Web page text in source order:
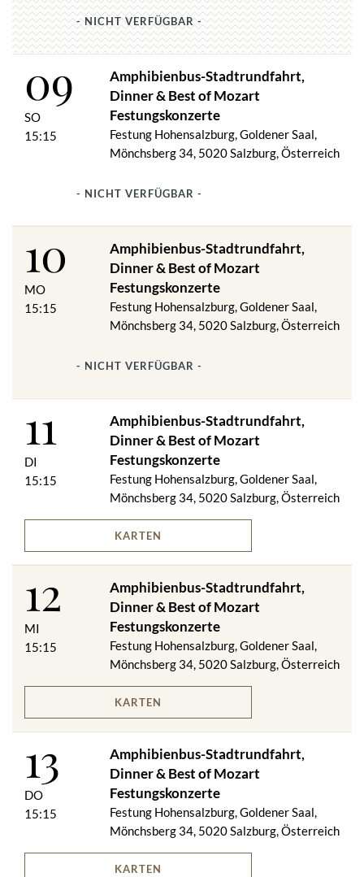
Schönwetter und passenden Temperaturen auf der
Aussichtsterrasse des Restaurants mit Blick auf Stadt und Land
Salzburg). Anschließend folgt das Mozart Konzert Salzburg in
den prächtigsten Räumen der Festung. Genießen Sie diese
einzigartige Kombination mit einem krönenden Abschluss hoch
über den Dächern der Stadt.
Auszug aus dem Programm
Salzburger Mozart Ensemble
W. A. MOZART: „EINE KLEINE NACHTMUSIK“
J. HAYDN: Streichquartett
W. A. MOZART: Klarinettenquintett
F. SCHUBERT: Forellenquintett
A. DVORAK: Walzer
J. STRAUSS: Walzer, Polka
u.v.m.
Mozart Kammerorchester Salzburg
Mai bis Oktober
Einzigartig in Salzburg sind die "Mozart - Strauss
Orchesterkonzerte" im prächtigsten Saal der Stadt, dem
Goldenen Saal auf der 900 Jahre alten Festung Hohensalzburg.
Das Mozart Kammerorchester Salzburg, ein
hochprofessionelles und international gefragtes
Kammerorchester mit Tradition, spielt in verschieden großer
Wolfgang Amadeus Mozart und Johann Strauss.
W. A. MOZART: „EINE KLEINE NACHTMUSIK“
W. A. MOZART: Sinfonie KV 138
W. A. MOZART: Klavierkonz­ert
J.S. BACH: Konzert für 2 Violinen
J. STRAUSS: Walzer, Polka
A. VIVALDI: Die vier Jahreszeiten
A. DVORAK: Walzer
Programmänderungen vorbehalten!
DINNER:
Salzburger Jourge­bäck mit zweier­lei Auf­strichen
***
Consommé vom Rind mit Nockerl
Maishähnchenbrust Supreme auf Gemüsereis an fruchtigem
- NICHT VERFÜGBAR -
09
SO
15:15
Amphibienbus-Stadtrundfahrt,
Dinner & Best of Mozart
Festungskonzerte
Festung Hohensalzburg, Goldener Saal,
Mönchsberg 34, 5020 Salzburg, Österreich
- NICHT VERFÜGBAR -
10
MO
15:15
Amphibienbus-Stadtrundfahrt,
Dinner & Best of Mozart
Festungskonzerte
Festung Hohensalzburg, Goldener Saal,
Mönchsberg 34, 5020 Salzburg, Österreich
- NICHT VERFÜGBAR -
11
DI
15:15
Amphibienbus-Stadtrundfahrt,
Dinner & Best of Mozart
Festungskonzerte
Festung Hohensalzburg, Goldener Saal,
Mönchsberg 34, 5020 Salzburg, Österreich
KARTEN
12
MI
15:15
Amphibienbus-Stadtrundfahrt,
Dinner & Best of Mozart
Festungskonzerte
Festung Hohensalzburg, Goldener Saal,
Mönchsberg 34, 5020 Salzburg, Österreich
KARTEN
13
DO
15:15
Amphibienbus-Stadtrundfahrt,
Dinner & Best of Mozart
Festungskonzerte
Festung Hohensalzburg, Goldener Saal,
Mönchsberg 34, 5020 Salzburg, Österreich
KARTEN